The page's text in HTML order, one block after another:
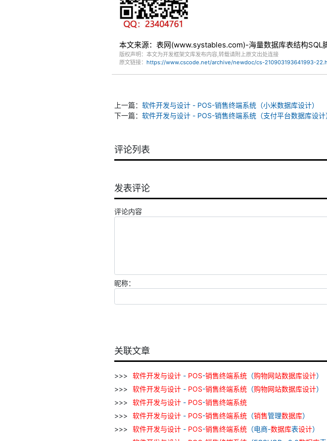
本文来源：表网(www.systables.com)-海量数据库表结构SQL
版权声明：本文为开发框架文库发布内容,转载请附上原文出处连接
原文链接： https://www.cscode.net/archive/newdoc/cs-210903193641993-
上一篇： 软件开发与设计 - POS-销售终端系统（小米数据库设计）
下一篇： 软件开发与设计 - POS-销售终端系统（支付平台数据库设计
评论列表
发表评论
评论内容
昵称：
关联文章
软件开发与设计 - POS-销售终端系统 （购物网站数据库设计）
软件开发与设计 - POS-销售终端系统 （购物网站数据库设计）
软件开发与设计 - POS-销售终端系统
软件开发与设计 - POS-销售终端系统 （销售管理数据库）
软件开发与设计 - POS-销售终端系统 （电商-数据库表设计）